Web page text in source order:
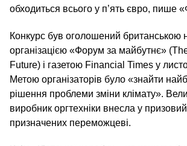
обходиться всього у п’ять євро, пише
Конкурс був оголошений британською
організацією «Форум за майбутнє»
Future) і газетою Financial Times у
Метою організаторів було «знайти
рішення проблеми зміни клімату».
виробник оргтехніки внесла у
призначених переможцеві.